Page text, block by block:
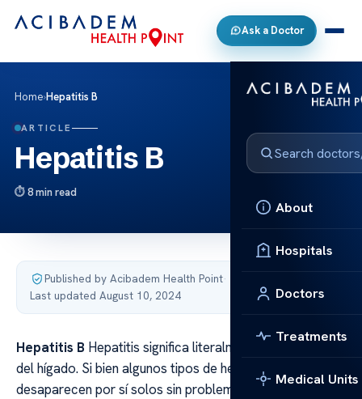
Ask a Doctor
About
Hospitals
Doctors
Treatments
Medical Units
Home›Hepatitis B
ARTICLE
Hepatitis B
8 min read
Published by Acibadem Health Point·
Last updated August 10, 2024
Hepatitis B Hepatitis significa literalmente inflamación
del hígado. Si bien algunos tipos de hepatitis
desaparecen por sí solos sin problemas graves, otros